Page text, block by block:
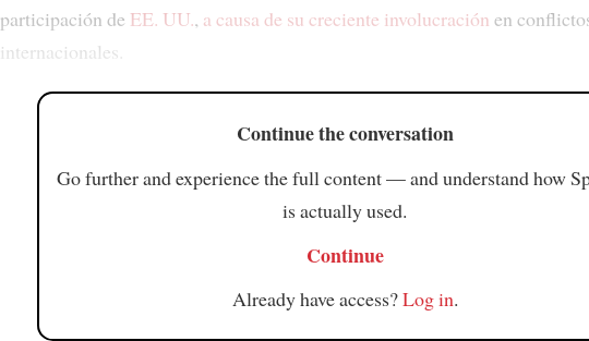
participación de EE. UU., a causa de su creciente involucración en
internacionales.
Continue the conversation
Go further and experience the full content — and understand how
is actually used.
Continue
Already have access?Log in.